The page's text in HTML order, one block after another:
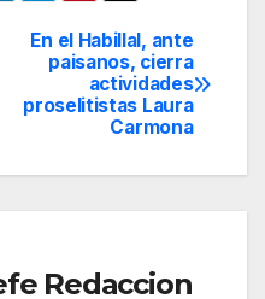
En el Habillal, ante
paisanos, cierra
actividades
proselitistas Laura
Carmona
Redaccion